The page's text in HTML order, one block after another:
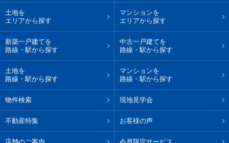
土地を
エリアから探す
マンションを
エリアから探す
新築一戸建てを
路線・駅から探す
中古一戸建てを
路線・駅から探す
土地を
路線・駅から探す
マンションを
路線・駅から探す
物件検索 現地見学会
不動産特集 お客様の声